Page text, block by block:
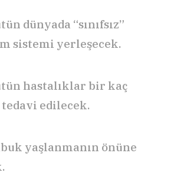
dünyada “sınıfsız”
sistemi yerleşecek.
hastalıklar bir kaç
edilecek.
yaşlanmanın önüne